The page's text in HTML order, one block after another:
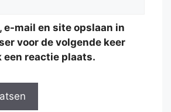
e-mail en site opslaan in
voor de volgende keer
een reactie plaats.